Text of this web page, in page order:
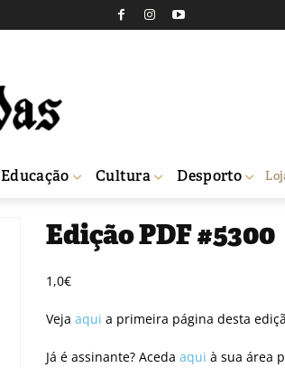
Educação Cultura Desporto
Edição PDF #5300
1,0€
Veja aqui a primeira página desta
Já é assinante? Aceda aqui à sua área